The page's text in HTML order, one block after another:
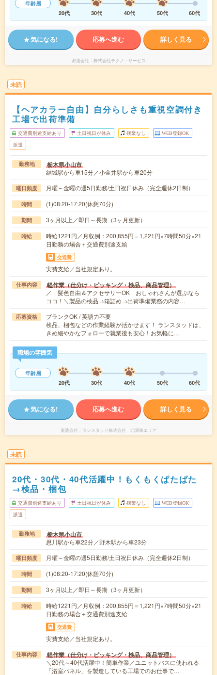
年齢層
20代
30代 40代 50代 60代
気になる! 応募へ進む 詳しく見る
派遣会社 株式会社テクノ・サービス
未読
【ヘアカラー自由】自分らしさも重視空調付き
工場で出荷準備
交通費別途支給あり 土日祝日が休み 残業なし WEB登録OK
派遣
勤務地 栃木県小山市
結城駅から車15分／小金井駅から車20分
曜日頻度 月曜～金曜の週5日勤務/土日祝日休み（完全週休2日制）
時間 (1)08:20-17:20(休憩70分)
期間 3ヶ月以上／即日～長期（3ヶ月更新）
時給
時給1221円／月収例：200,855円＝1,221円×7時間50分×21
日勤務の場合＋交通費別途支給
交通費
実費支給／当社規定あり。
仕事内容 軽作業（仕分け・ピッキング・検品、商品管理）
／ 髪色自由＆アクセサリーOK おしゃれさんが選ぶなら
ココ！＼製品の検品→箱詰め→出荷準備業務の内容…
応募資格
ブランクOK / 英語力不要
検品、梱包などの作業経験が活かせます！ ランスタッドは、
きめ細やかなフォローで就業後も安心！お気軽に…
職場の雰囲気
年齢層
20代
30代 40代 50代 60代
気になる! 応募へ進む 詳しく見る
派遣会社 ランスタッド株式会社 北関東エリア
未読
20代・30代・40代活躍中！もくもくぱたぱた
→検品・梱包
交通費別途支給あり 土日祝日が休み 残業なし WEB登録OK
派遣
勤務地 栃木県小山市
思川駅から車22分／野木駅から車23分
曜日頻度 月曜～金曜の週5日勤務/土日祝日休み（完全週休2日制）
時間 (1)08:20-17:20(休憩70分)
期間 3ヶ月以上／即日～長期（3ヶ月更新）
時給
時給1221円／月収例：200,855円＝1,221円×7時間50分×21
日勤務の場合＋交通費別途支給
交通費
実費支給／当社規定あり。
仕事内容 軽作業（仕分け・ピッキング・検品、商品管理）
＼20代～40代活躍中！簡単作業／ユニットバスに使われる
「浴室パネル」を製造している工場でのお仕事で…